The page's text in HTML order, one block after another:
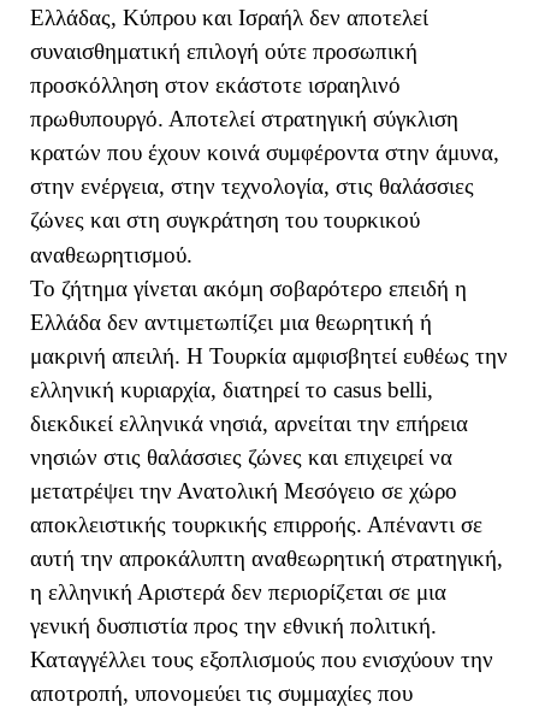
Ελλάδας, Κύπρου και Ισραήλ δεν αποτελεί
συναισθηματική επιλογή ούτε προσωπική
προσκόλληση στον εκάστοτε ισραηλινό
πρωθυπουργό. Αποτελεί στρατηγική σύγκλιση
κρατών που έχουν κοινά συμφέροντα στην άμυνα,
στην ενέργεια, στην τεχνολογία, στις θαλάσσιες
ζώνες και στη συγκράτηση του τουρκικού
αναθεωρητισμού.
Το ζήτημα γίνεται ακόμη σοβαρότερο επειδή η
Ελλάδα δεν αντιμετωπίζει μια θεωρητική ή
μακρινή απειλή. Η Τουρκία αμφισβητεί ευθέως την
ελληνική κυριαρχία, διατηρεί το casus belli,
διεκδικεί ελληνικά νησιά, αρνείται την επήρεια
νησιών στις θαλάσσιες ζώνες και επιχειρεί να
μετατρέψει την Ανατολική Μεσόγειο σε χώρο
αποκλειστικής τουρκικής επιρροής. Απέναντι σε
αυτή την απροκάλυπτη αναθεωρητική στρατηγική,
η ελληνική Αριστερά δεν περιορίζεται σε μια
γενική δυσπιστία προς την εθνική πολιτική.
Καταγγέλλει τους εξοπλισμούς που ενισχύουν την
αποτροπή, υπονομεύει τις συμμαχίες που